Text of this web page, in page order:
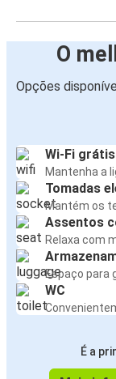
O
Opções
Wi-Fi grátis
Mantenha a
Tomadas
Mantém os
Assentos
Relaxa com
Espaço para
WC
É a